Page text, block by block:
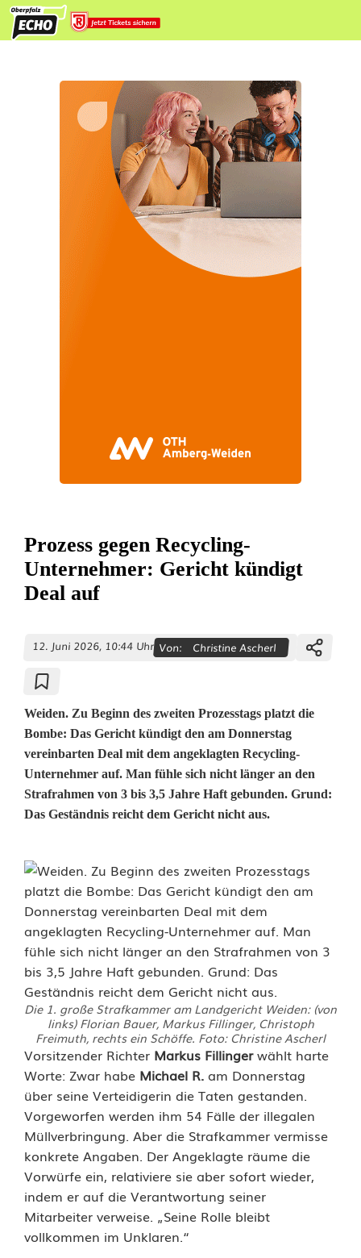
Prozess gegen Recycling-
Unternehmer: Gericht kündigt
Deal auf
12. Juni 2026, 10:44 Uhr Von: Christine Ascherl
Weiden. Zu Beginn des zweiten Prozesstags platzt die
Bombe: Das Gericht kündigt den am Donnerstag
vereinbarten Deal mit dem angeklagten Recycling-
Unternehmer auf. Man fühle sich nicht länger an den
Strafrahmen von 3 bis 3,5 Jahre Haft gebunden. Grund:
Das Geständnis reicht dem Gericht nicht aus.
Die 1. große Strafkammer am Landgericht Weiden: (von
links) Florian Bauer, Markus Fillinger, Christoph
Freimuth, rechts ein Schöffe. Foto: Christine Ascherl
P
r
o
z
e
s
s
Vorsitzender Richter Markus Fillingerwählt harte
Worte: Zwar habe Michael R. am Donnerstag
über seine Verteidigerin die Taten gestanden.
Vorgeworfen werden ihm 54 Fälle der illegalen
Müllverbringung. Aber die Strafkammer vermisse
konkrete Angaben. Der Angeklagte räume die
Vorwürfe ein, relativiere sie aber sofort wieder,
indem er auf die Verantwortung seiner
Mitarbeiter verweise. „Seine Rolle bleibt
vollkommen im Unklaren.“